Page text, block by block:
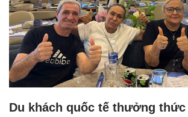
Du khách quốc tế thưởng thức